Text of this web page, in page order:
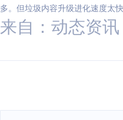
多。但垃圾内容升级进化速度太
来自：动态资讯